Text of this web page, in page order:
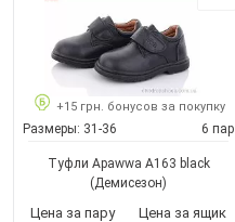
+15 грн. бонусов за покупку
Размеры: 31-36 6 пар
Туфли Apawwa A163 black
(Демисезон)
Цена за пару Цена за ящик